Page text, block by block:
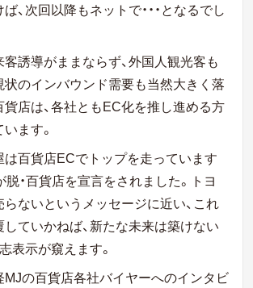
、次回以降もネットで・・・となるでし
誘導がままならず、外国人観光客も
状のインバウンド需要も当然大きく落
店は、各社ともEC化を推し進める方
ます。
は百貨店ECでトップを走っています
脱・百貨店を宣言をされました。トヨ
ないというメッセージに近い、これ
ていかねば、新たな未来は築けない
表示が窺えます。
MJの百貨店各社バイヤーへのインタビ